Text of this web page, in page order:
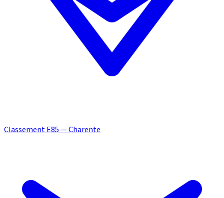
Classement E85 — Charente